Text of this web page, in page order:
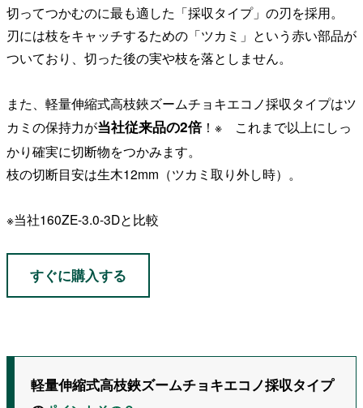
切ってつかむのに最も適した「採収タイプ」の刃を採用。
刃には枝をキャッチするための「ツカミ」という赤い部品が
ついており、切った後の実や枝を落としません。
また、軽量伸縮式高枝鋏ズームチョキエコノ採収タイプはツ
カミの保持力が当社従来品の2倍！※ これまで以上にしっ
かり確実に切断物をつかみます。
枝の切断目安は生木12mm（ツカミ取り外し時）。
※当社160ZE-3.0-3Dと比較
すぐに購入する
軽量伸縮式高枝鋏ズームチョキエコノ採収タイプ